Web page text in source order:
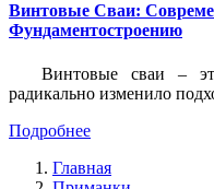
Винтовые Сваи:
Фундаментостроению
Винтовые сваи –
радикально изменило
Подробнее
Главная